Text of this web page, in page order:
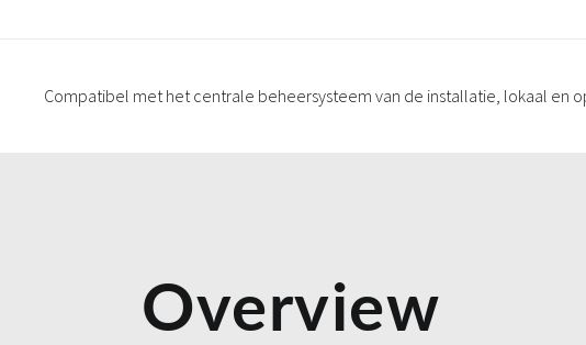
Compatibel met het centrale beheersysteem van de installatie, lokaal en
Overview